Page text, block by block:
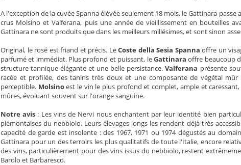
A l'exception de la cuvée Spanna élévée seulement 18 mois, le Gattinara
crus Molsino et Valferana, puis une année de vieillissement en bouteilles
Gattinara ne sont produits que dans les meilleurs millésimes, et sont sinon
Original, le rosé est friand et précis. LeCoste della Sesia Spanna offre un
parfumé et immédiat. Plus profond et puissant, leGattinaraoffre beaucoup
structure tannique élégante et une belle persistance.Valferana présente
racée et profilée, des tanins très doux et une composante de végétal
perceptible. Molsinoest le vin le plus profond et complet, ample et
mûres, évoluant souvent sur l'orange sanguine.
Notre avis : Les vins de Nervi nous enchantent par leur identité bien
piémontaises du nebbiolo. Leurs élevages longs les rendent déjà très
capacité de garde est insolente : des 1967, 1971 ou 1974 dégustés au
Gattinara pour un des terroirs les plus qualitatifs de toute l'Italie, encore
des vins, particulièrement pour des vins issus du nebbiolo, restent
Barolo et Barbaresco.